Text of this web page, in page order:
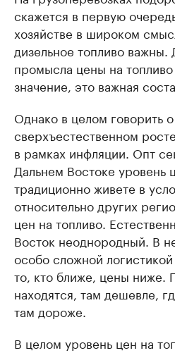
скажется в первую
хозяйстве в широком
дизельное топливо
промысла цены на
значение, это важная
Однако в целом говорить
сверхъестественном
в рамках инфляции. Опт
Дальнем Востоке
традиционно живете в
относительно других
цен на топливо.
Восток неоднородный. В
особо сложной
то, кто ближе, цены ниже.
находятся, там дешевле,
там дороже.
В целом уровень цен на